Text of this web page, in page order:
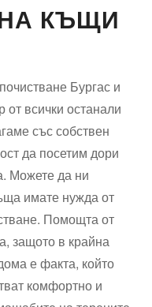
КЪЩИ
Бургас и
от всички останали
със собствен
да посетим дори
Можете да ни
имате нужда от
Помощта от
защото в крайна
е факта, който
комфортно и